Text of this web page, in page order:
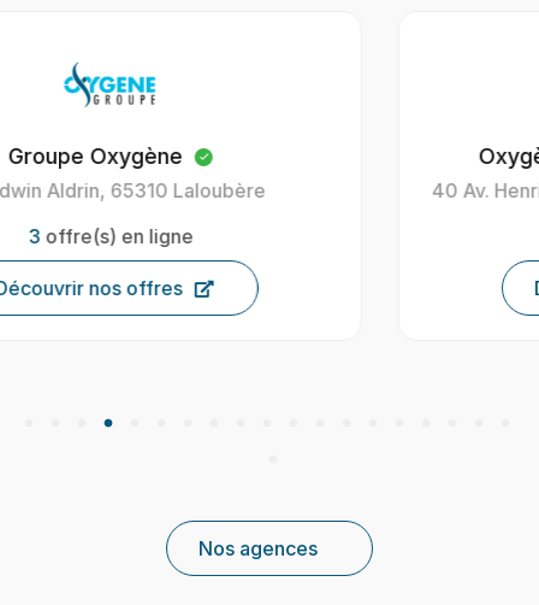
Oxygène Intérim Carcassonne
40 Av. Henri Gout, 11000 Carcassonne, France
9
Découvrir nos offres
Nos agences